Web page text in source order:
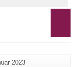
2023